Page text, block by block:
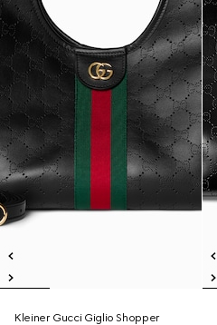
Kleiner Gucci Giglio Shopper